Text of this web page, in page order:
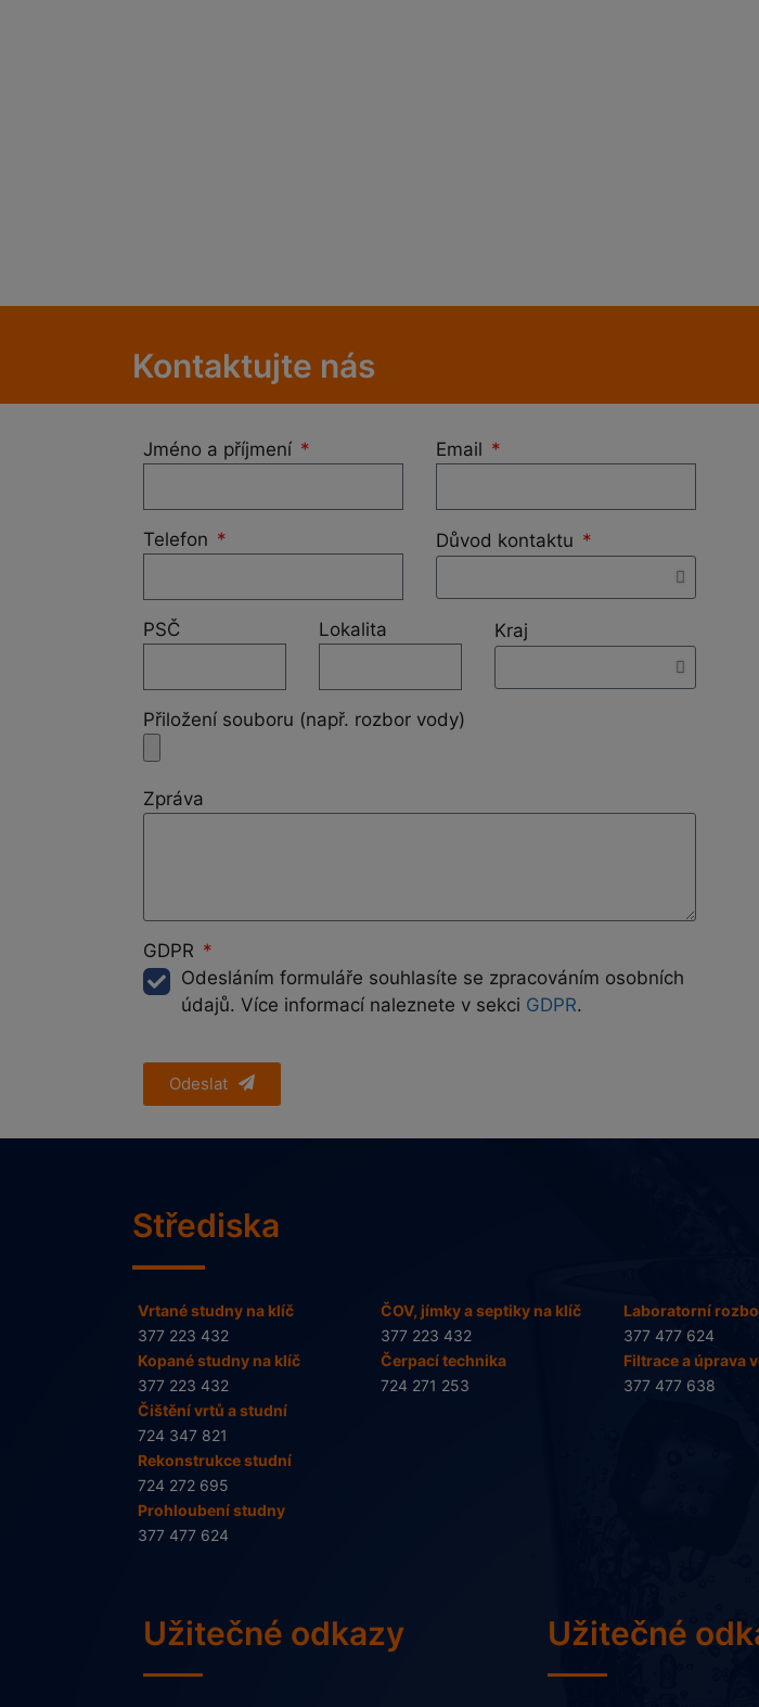
Kontaktujte nás
Jméno a příjmení Email
Telefon Důvod kontaktu
PSČ Lokalita Kraj
Přiložení souboru (např. rozbor vody)
Zpráva
GDPR
Odesláním formuláře souhlasíte se zpracováním osobních
údajů. Více informací naleznete v sekci GDPR.
Odeslat
Střediska
Vrtané studny na klíč
377 223 432
Kopané studny na klíč
377 223 432
Čištění vrtů a studní
724 347 821
Rekonstrukce studní
724 272 695
Prohloubení studny
377 477 624
ČOV, jímky a septiky na klíč
377 223 432
Čerpací technika
724 271 253
Laboratorní
377 477 624
Filtrace a úprava
377 477 638
Užitečné odkazy Užitečné